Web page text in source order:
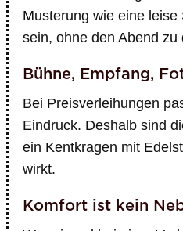
Musterung wie eine
sein, ohne den Abend zu
Bühne, Empfang,
Bei Preisverleihungen
Eindruck. Deshalb sind
ein Kentkragen mit
wirkt.
Komfort ist kein